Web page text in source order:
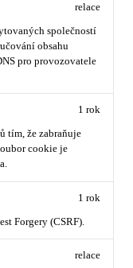
společností
obsahu
pro provozovatele
relace
tím, že zabraňuje
cookie je
1 rok
Forgery (CSRF).
1 rok
relace